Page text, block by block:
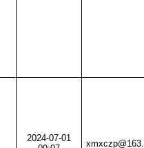
2024-07-01